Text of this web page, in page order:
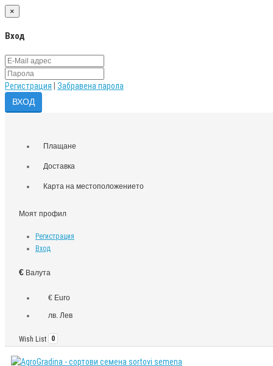
×
Вход
Регистрация Забравена парола
Плащане
Доставка
Карта на местоположението
Моят профил
Регистрация
Вход
€ Валута
€ Euro
лв. Лев
Wish List 0